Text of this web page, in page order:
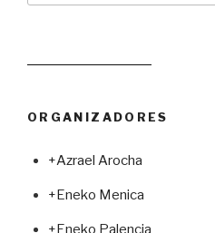
ORGANIZADORES
+Azrael Arocha
+Eneko Menica
+Eneko Palencia